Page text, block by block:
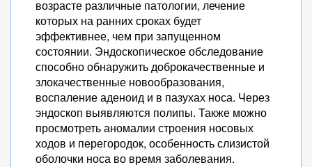
возрасте различные патологии, лечение
которых на ранних сроках будет
эффективнее, чем при запущенном
состоянии. Эндоскопическое обследование
способно обнаружить доброкачественные и
злокачественные новообразования,
воспаление аденоид и в пазухах носа. Через
эндоскоп выявляются полипы. Также можно
просмотреть аномалии строения носовых
ходов и перегородок, особенность слизистой
оболочки носа во время заболевания.